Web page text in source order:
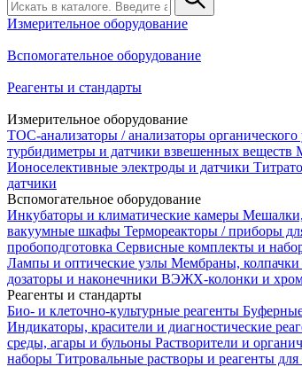
Измерительное оборудование
Вспомогательное оборудование
Реагенты и стандарты
Измерительное оборудование
TOC-анализаторы / анализаторы органического
турбидиметры и датчики взвешенных веществ
Ионоселективные электроды и датчики
датчики
Вспомогательное оборудование
Инкубаторы и климатические камеры Мешалки,
вакуумные шкафы Термореакторы / приборы
пробоподготовка Сервисные комплекты и
Лампы и оптические узлы Мембраны, колпачки
дозаторы и наконечники ВЭЖХ-колонки и
Реагенты и стандарты
Био- и клеточно-культурные реагенты
Индикаторы, красители и диагностические
среды, агары и бульоны Растворители и
наборы Титровальные растворы и реагенты для